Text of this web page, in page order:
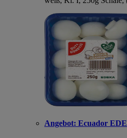
Angebot: Ecuador